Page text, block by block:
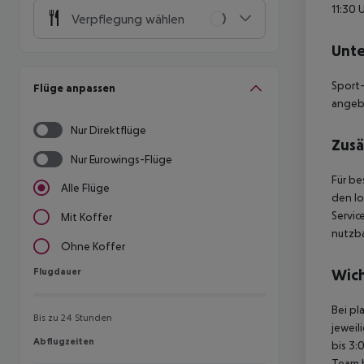
Verpflegung wählen
Flüge anpassen
Nur Direktflüge
Nur Eurowings-Flüge
Alle Flüge
Mit Koffer
Ohne Koffer
Flugdauer
Flugdauer
Bis zu 24 Stunden
Abflugzeiten
Abflugzeiten
11:30
Für
den
Bei
bis